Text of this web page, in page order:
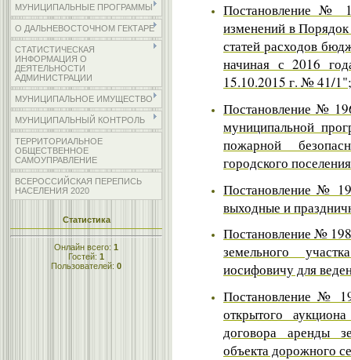
МУНИЦИПАЛЬНЫЕ ПРОГРАММЫ
О ДАЛЬНЕВОСТОЧНОМ ГЕКТАРЕ
СТАТИСТИЧЕСКАЯ
ИНФОРМАЦИЯ О
ДЕЯТЕЛЬНОСТИ
АДМИНИСТРАЦИИ
МУНИЦИПАЛЬНОЕ ИМУЩЕСТВО
МУНИЦИПАЛЬНЫЙ КОНТРОЛЬ
ТЕРРИТОРИАЛЬНОЕ
ОБЩЕСТВЕННОЕ
САМОУПРАВЛЕНИЕ
ВСЕРОССИЙСКАЯ ПЕРЕПИСЬ
НАСЕЛЕНИЯ 2020
Статистика
Онлайн всего: 1
Гостей: 1
Пользователей: 0
Постановление №
изменений в
статей расходов
начиная с 2016
15.10.2015 г. № 41/1";
Постановление №
муниципальной
пожарной
городского
Постановление №
выходные и
Постановление №
земельного
иосифовичу для
Постановление №
открытого
договора аренды
объекта дорожного